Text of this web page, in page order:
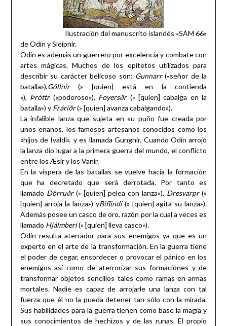
Ilustración del manuscrito islandés «SÁM 66»
de Odín y Sleipnir.
Odín es además un guerrero por excelencia y combate con
artes mágicas. Muchos de los epítetos utilizados para
describir su carácter belicoso son: Gunnarr(«señor de la
batalla»),Göllnir(» [quien] está en la contienda
«), Þróttr(«poderoso»), Foyersðr(» [quien] cabalga en la
batalla») y Fráríðr(» [quien] avanza cabalgando»).
La infalible lanza que sujeta en su puño fue creada por
unos enanos, los famosos artesanos conocidos como los
«hijos de Ivaldi», y es llamada Gungnir. Cuando Odín arrojó
la lanza dio lugar a la primera guerra del mundo, el conflicto
entre los Æsir y los Vanir.
En la víspera de las batallas se vuelve hacia la formación
que ha decretado que será derrotada. Por tanto es
llamado Dörruðr(» [quien] pelea con lanza»), Dresvarpr(»
[quien] arroja la lanza») yBiflindi(» [quien] agita su lanza»).
Además posee un casco de oro, razón por la cual a veces es
llamado Hjálmberi(» [quien] lleva casco»).
Odín resulta aterrador para sus enemigos ya que es un
experto en el arte de la transformación. En la guerra tiene
el poder de cegar, ensordecer o provocar el pánico en los
enemigos así como de aterrorizar sus formaciones y de
transformar objetos sencillos tales como ramas en armas
mortales. Nadie es capaz de arrojarle una lanza con tal
fuerza que él no la pueda detener tan sólo con la mirada.
Sus habilidades para la guerra tienen como base la magia y
sus conocimientos de hechizos y de las runas. El propio